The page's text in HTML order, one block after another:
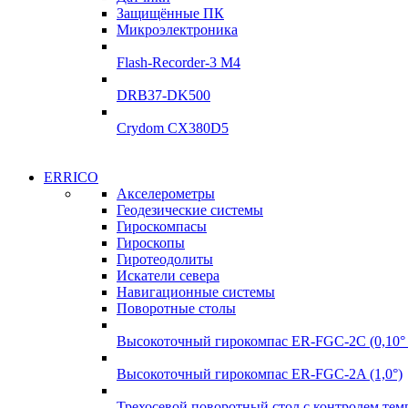
Подробнее
УЛ-04 УЛ-06
Подробнее
Защищённые ПК
Микроэлектроника
Flash-Recorder-3 М4
DRB37-DK500
Crydom CX380D5
ADClab
Подробнее
ADClab
Подробнее
ERRICO
Акселерометры
Геодезические системы
Гироскомпасы
Гироскопы
Гиротеодолиты
Искатели севера
Навигационные системы
Поворотные столы
Высокоточный гирокомпас ER-FGC-2C (0,10°
Высокоточный гирокомпас ER-FGC-2A (1,0°)